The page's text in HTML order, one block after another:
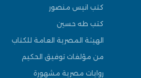
كتب انيس منصور
كتب طه حسين
الهيئة المصرية العامة للكتاب
من مؤلفات توفيق الحكيم
روايات مصرية مشهورة